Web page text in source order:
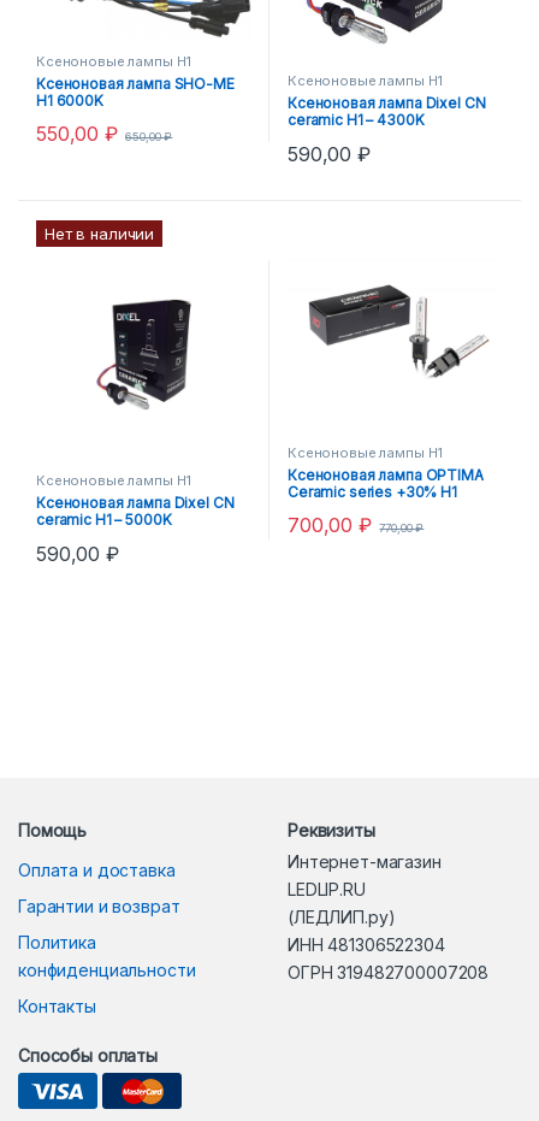
Ксеноновые лампы H1
Ксеноновая лампа SHO-ME
H1 6000K
550,00₽ 650,00₽
Ксеноновые лампы H1
Ксеноновая лампа Dixel CN
ceramic H1 – 4300K
590,00₽
Нет в наличии
Ксеноновые лампы H1
Ксеноновая лампа Dixel CN
ceramic H1 – 5000K
590,00₽
Ксеноновые лампы H1
Ксеноновая лампа OPTIMA
Ceramic series +30% H1
700,00₽ 770,00₽
Помощь
Оплата и доставка
Гарантии и возврат
Политика
конфиденциальности
Контакты
Реквизиты
Интернет-магазин
LEDLIP.RU
(ЛЕДЛИП.ру)
ИНН 481306522304
ОГРН 319482700007208
Способы оплаты